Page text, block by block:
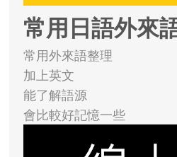
常用日語外來
常用外來語整理
加上英文
能了解語源
會比較好記憶一些